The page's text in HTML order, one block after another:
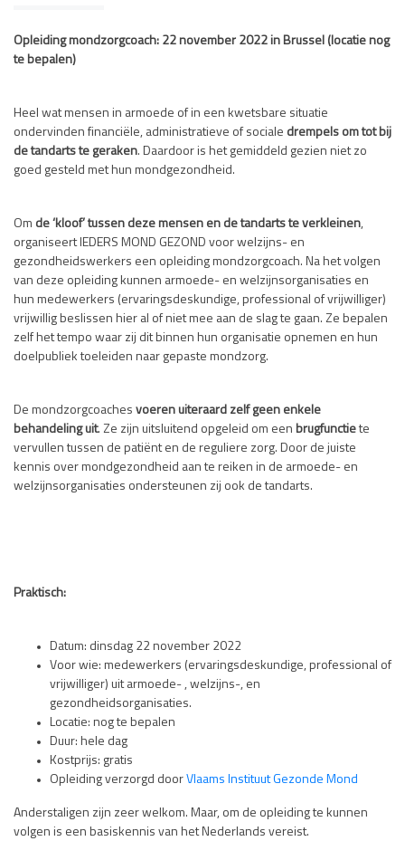
Opleiding mondzorgcoach: 22 november 2022 in Brussel (locatie nog
te bepalen)
Heel wat mensen in armoede of in een kwetsbare situatie
ondervinden financiële, administratieve of sociale drempels om tot bij
de tandarts te geraken. Daardoor is het gemiddeld gezien niet zo
goed gesteld met hun mondgezondheid.
Om de ‘kloof’ tussen deze mensen en de tandarts te verkleinen,
organiseert IEDERS MOND GEZOND voor welzijns- en
gezondheidswerkers een opleiding mondzorgcoach. Na het volgen
van deze opleiding kunnen armoede- en welzijnsorganisaties en
hun medewerkers (ervaringsdeskundige, professional of vrijwilliger)
vrijwillig beslissen hier al of niet mee aan de slag te gaan. Ze bepalen
zelf het tempo waar zij dit binnen hun organisatie opnemen en hun
doelpubliek toeleiden naar gepaste mondzorg.
De mondzorgcoaches voeren uiteraard zelf geen enkele
behandeling uit. Ze zijn uitsluitend opgeleid om een brugfunctie te
vervullen tussen de patiënt en de reguliere zorg. Door de juiste
kennis over mondgezondheid aan te reiken in de armoede- en
welzijnsorganisaties ondersteunen zij ook de tandarts.
Praktisch:
Datum: dinsdag 22 november 2022
Voor wie: medewerkers (ervaringsdeskundige, professional of
vrijwilliger) uit armoede- , welzijns-, en
gezondheidsorganisaties.
Locatie: nog te bepalen
Duur: hele dag
Kostprijs: gratis
Opleiding verzorgd door Vlaams Instituut Gezonde Mond
Anderstaligen zijn zeer welkom. Maar, om de opleiding te kunnen
volgen is een basiskennis van het Nederlands vereist.